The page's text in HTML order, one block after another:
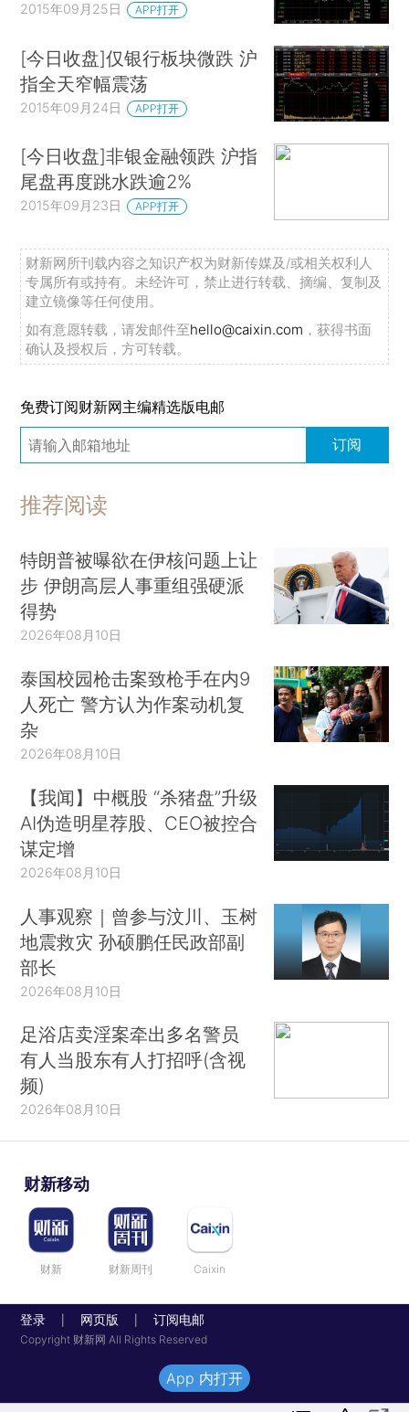
2015年09月25日 APP打开
[今日收盘]仅银行板块微跌 沪
指全天窄幅震荡
2015年09月24日 APP打开
[今日收盘]非银金融领跌 沪指
尾盘再度跳水跌逾2%
2015年09月23日 APP打开
财新网所刊载内容之知识产权为财新传媒及/或相关权利人
专属所有或持有。未经许可，禁止进行转载、摘编、复制及
建立镜像等任何使用。
如有意愿转载，请发邮件至hello@caixin.com ，获得书面
确认及授权后，方可转载。
免费订阅财新网主编精选版电邮
订阅
推荐阅读
特朗普被曝欲在伊核问题上让
步 伊朗高层人事重组强硬派
得势
2026年08月10日
泰国校园枪击案致枪手在内9
人死亡 警方认为作案动机复
杂
2026年08月10日
【我闻】中概股 “杀猪盘”升级
AI伪造明星荐股、CEO被控合
谋定增
2026年08月10日
人事观察｜曾参与汶川、玉树
地震救灾 孙硕鹏任民政部副
部长
2026年08月10日
足浴店卖淫案牵出多名警员
有人当股东有人打招呼(含视
频)
2026年08月10日
财新移动
财新 财新周刊 Caixin
登录 网页版 订阅电邮
Copyright 财新网 All Rights Reserved
App 内打开